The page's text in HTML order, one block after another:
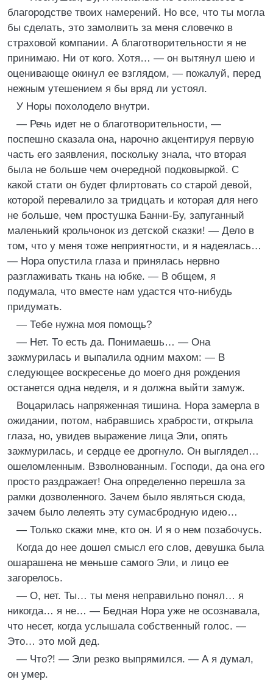
благородстве твоих намерений. Но все, что ты могла
бы сделать, это замолвить за меня словечко в
страховой компании. А благотворительности я не
принимаю. Ни от кого. Хотя… — он вытянул шею и
оценивающе окинул ее взглядом, — пожалуй, перед
нежным утешением я бы вряд ли устоял.
У Норы похолодело внутри.
— Речь идет не о благотворительности, —
поспешно сказала она, нарочно акцентируя первую
часть его заявления, поскольку знала, что вторая
была не больше чем очередной подковыркой. С
какой стати он будет флиртовать со старой девой,
которой перевалило за тридцать и которая для него
не больше, чем простушка Банни-Бу, запуганный
маленький крольчонок из детской сказки! — Дело в
том, что у меня тоже неприятности, и я надеялась…
— Нора опустила глаза и принялась нервно
разглаживать ткань на юбке. — В общем, я
подумала, что вместе нам удастся что-нибудь
придумать.
— Тебе нужна моя помощь?
— Нет. То есть да. Понимаешь… — Она
зажмурилась и выпалила одним махом: — В
следующее воскресенье до моего дня рождения
останется одна неделя, и я должна выйти замуж.
Воцарилась напряженная тишина. Нора замерла в
ожидании, потом, набравшись храбрости, открыла
глаза, но, увидев выражение лица Эли, опять
зажмурилась, и сердце ее дрогнуло. Он выглядел…
ошеломленным. Взволнованным. Господи, да она его
просто раздражает! Она определенно перешла за
рамки дозволенного. Зачем было являться сюда,
зачем было лелеять эту сумасбродную идею…
— Только скажи мне, кто он. И я о нем позабочусь.
Когда до нее дошел смысл его слов, девушка была
ошарашена не меньше самого Эли, и лицо ее
загорелось.
— О, нет. Ты… ты меня неправильно понял… я
никогда… я не… — Бедная Нора уже не осознавала,
что несет, когда услышала собственный голос. —
Это… это мой дед.
— Что?! — Эли резко выпрямился. — А я думал,
он умер.